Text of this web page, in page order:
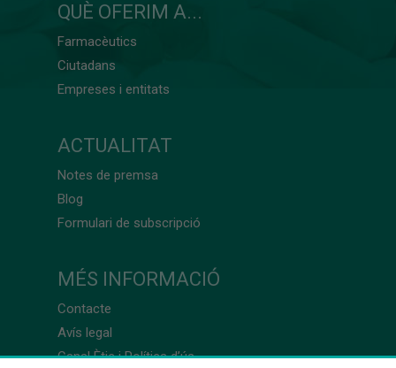
QUÈ OFERIM A...
Farmacèutics
Ciutadans
Empreses i entitats
ACTUALITAT
Notes de premsa
Blog
Formulari de subscripció
MÉS INFORMACIÓ
Contacte
Avís legal
Canal Ètic i Política d’ús